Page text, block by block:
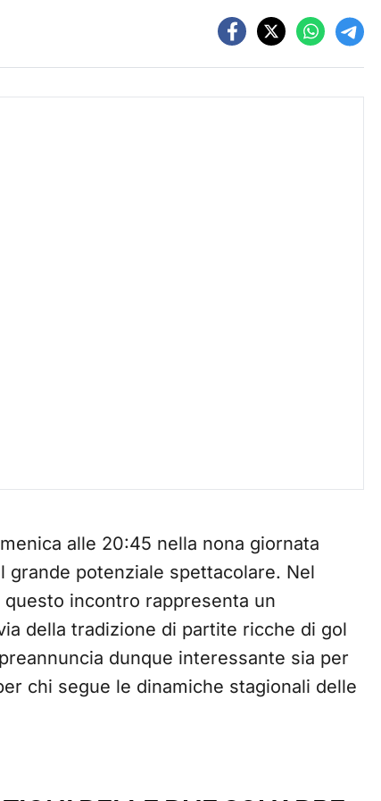
alle 20:45 nella nona giornata
grande potenziale spettacolare. Nel
incontro rappresenta un
della tradizione di partite ricche di gol
dunque interessante sia per
chi segue le dinamiche stagionali delle